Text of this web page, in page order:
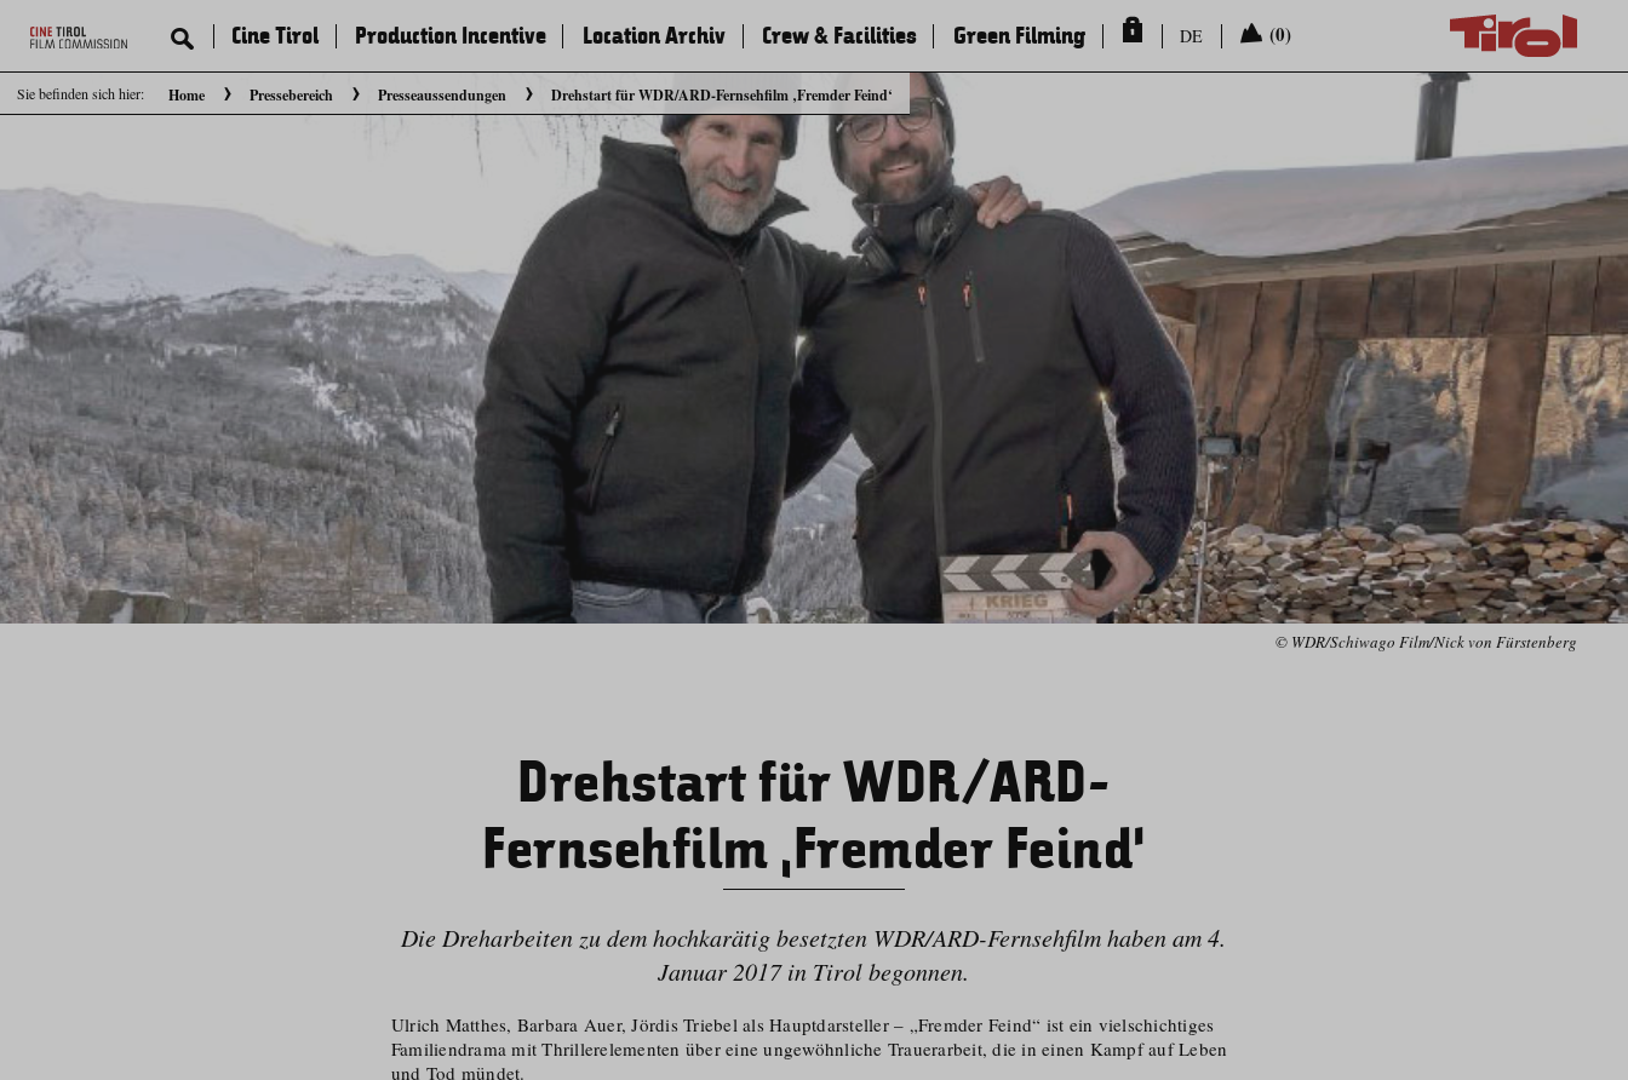
Sie befinden sich hier: Home Pressebereich Presseaussendungen Drehstart für WDR/ARD-Fernsehfilm ‚Fremder Feind‘
Cine Tirol Production Incentive Location Archiv Crew & Facilities Green Filming DE (0)
© WDR/Schiwago Film/Nick von Fürstenberg
Drehstart für WDR/ARD-
Fernsehfilm ‚Fremder Feind‘
Die Dreharbeiten zu dem hochkarätig besetzten WDR/​ARD-Fernsehfilm haben am 4.
Januar 2017 in Tirol begonnen.
Ulrich Matthes, Barbara Auer, Jördis Triebel als Hauptdarsteller – „Fremder Feind“ ist ein vielschichtiges
Familiendrama mit Thriller­elementen über eine ungewöhnliche Trauerarbeit, die in einen Kampf auf Leben
und Tod mündet.